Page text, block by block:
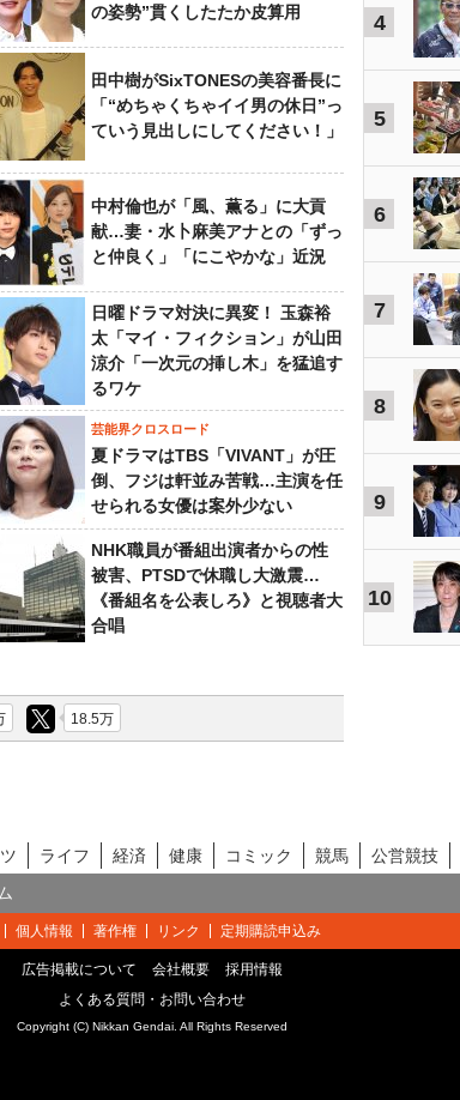
の姿勢”貫くしたたか皮算用
田中樹がSixTONESの美容番長に
「“めちゃくちゃイイ男の休日”っ
ていう見出しにしてください！」
中村倫也が「風、薫る」に大貢
献…妻・水卜麻美アナとの「ずっ
と仲良く」「にこやかな」近況
日曜ドラマ対決に異変！ 玉森裕
太「マイ・フィクション」が山田
涼介「一次元の挿し木」を猛追す
るワケ
芸能界クロスロード
夏ドラマはTBS「VIVANT」が圧
倒、フジは軒並み苦戦…主演を任
せられる女優は案外少ない
NHK職員が番組出演者からの性
被害、PTSDで休職し大激震…
《番組名を公表しろ》と視聴者大
合唱
18.5万
4
5
6
7
8
9
10
ライフ 経済 健康 コミック 競馬 公営競技
個人情報 著作権 リンク 定期購読申込み
広告掲載について 会社概要
採用情報
よくある質問・お問い合わせ
Copyright (C) Nikkan Gendai. All Rights Reserved